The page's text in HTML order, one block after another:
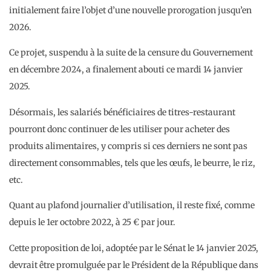
initialement faire l’objet d’une nouvelle prorogation jusqu’en
2026.
Ce projet, suspendu à la suite de la censure du Gouvernement
en décembre 2024, a finalement abouti ce mardi 14 janvier
2025.
Désormais, les salariés bénéficiaires de titres-restaurant
pourront donc continuer de les utiliser pour acheter des
produits alimentaires, y compris si ces derniers ne sont pas
directement consommables, tels que les œufs, le beurre, le riz,
etc.
Quant au plafond journalier d’utilisation, il reste fixé, comme
depuis le 1er octobre 2022, à 25 € par jour.
Cette proposition de loi, adoptée par le Sénat le 14 janvier 2025,
devrait être promulguée par le Président de la République dans